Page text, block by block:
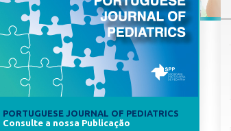
PORTUGUESE JOURNAL OF PEDIATRICS
Consulte a nossa Publicação